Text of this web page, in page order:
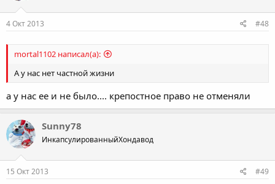
4 Окт 2013 #48
mortal1102 написал(а):
А у нас нет частной жизни
а у нас ее и не было.... крепостное право не отменяли
Sunny78
ИнкапсулированныйХондавод
15 Окт 2013 #49